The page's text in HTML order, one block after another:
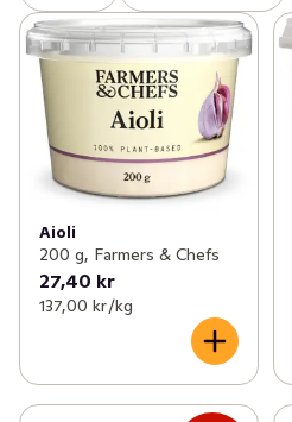
✓ Såser & aromsmör (196)
✓ Buljong & fond
✓ Dressing, dip & röror (85)
Chili (49)
✓ Salt
✓ Soja (16)
Pressad citrus & ingefära
✓ Bearnaisesås (20)
✓ Bechamelsås (2)
✓ Rödvinssås (2)
Worcestersås (1)
✓ Marinad, rub och grillolja
✓ Romsås (3)
(4)
✓ Aromsmör (5)
Aioli
200 g, Farmers & Chefs
27,40 kr
137,00 kr /kg